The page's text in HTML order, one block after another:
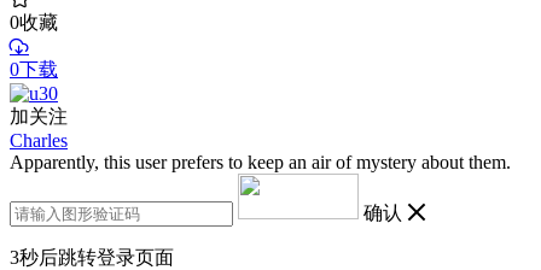
0收藏
0下载
加关注
Charles
Apparently, this user prefers to keep an air of mystery about them.
确认
3秒后跳转登录页面